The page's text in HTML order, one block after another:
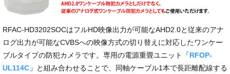
RFAC-HD3202SOCはフルHD映像出力が可能なAHD2.0と従来のアナ
ログ出力が可能なCVBSへの映像方式の切り替えに対応したワンケー
ブルタイプの防犯カメラです。専用の電源重畳ユニット
「RFOP-
UL114C」 と組み合わせることで、同軸ケーブル1本で長距離配線する